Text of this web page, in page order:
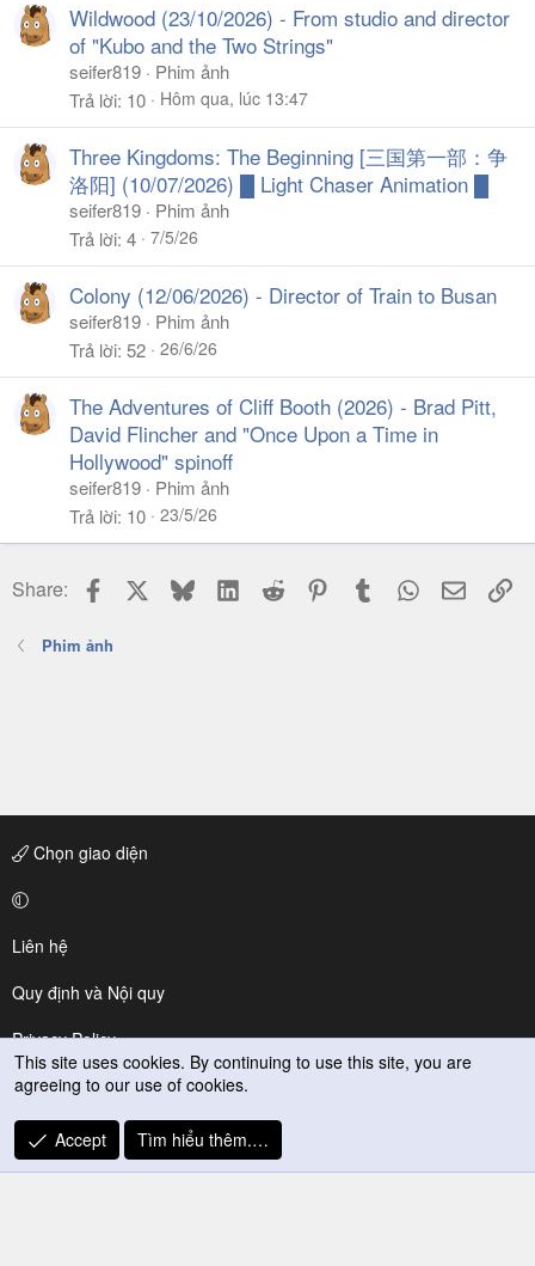
Wildwood (23/10/2026) - From studio and director
of "Kubo and the Two Strings"
seifer819
Phim ảnh
Trả lời 10 Hôm qua, lúc 13:47
Three Kingdoms: The Beginning [三国第一部：争
洛阳] (10/07/2026) █ Light Chaser Animation █
seifer819
Phim ảnh
Trả lời 4 7/5/26
Colony (12/06/2026) - Director of Train to Busan
seifer819
Phim ảnh
Trả lời 52 26/6/26
The Adventures of Cliff Booth (2026) - Brad Pitt,
David Flincher and "Once Upon a Time in
Hollywood" spinoff
seifer819
Phim ảnh
Trả lời 10 23/5/26
Share: Facebook BlueskyLinkedIn
Reddit PinterestTumblr WhatsApp
Email
Phim ảnh
Chọn giao diện
Liên hệ
Quy định và Nội quy
Privacy Policy
Trợ giúp
R
S
This site uses cookies. By continuing to use this site, you are
agreeing to our use of cookies.
Accept Tìm hiểu thêm.…